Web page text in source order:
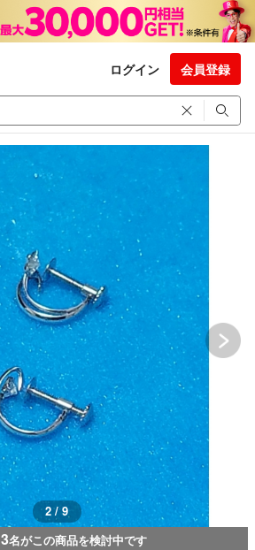
ログイン 会員登録
2 / 9
3名がこの商品を検討中です